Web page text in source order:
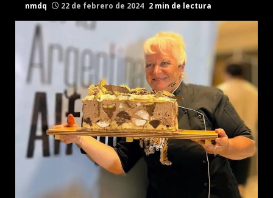
nmdq 22 de febrero de 2024 2 min de lectura